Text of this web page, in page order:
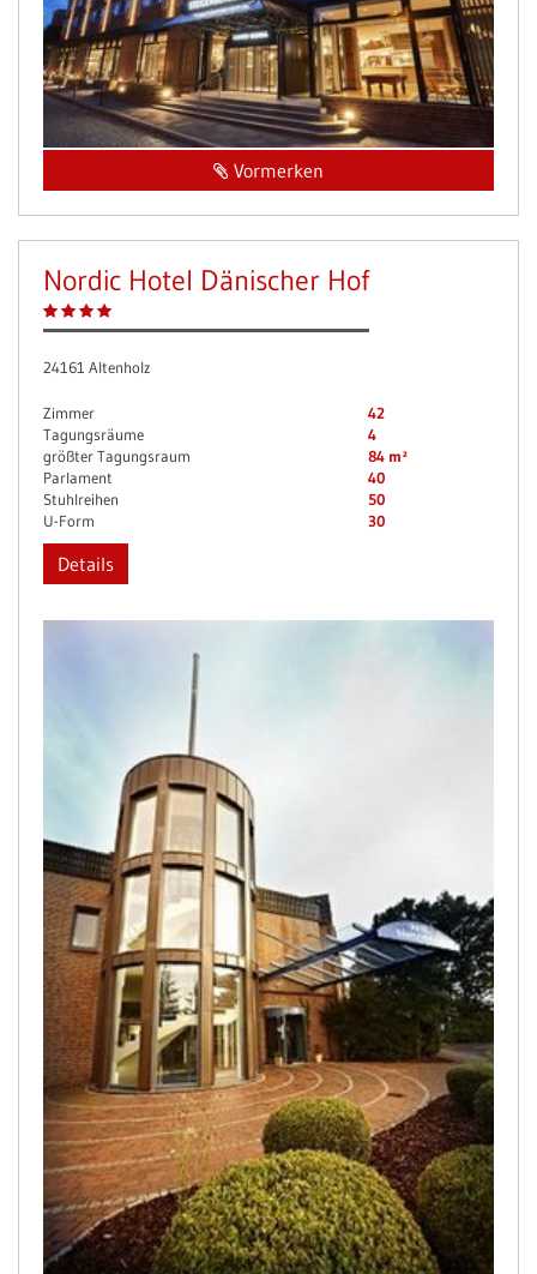
Vormerken
Nordic Hotel Dänischer Hof
24161 Altenholz
Zimmer
42
Tagungsräume
4
größter Tagungsraum
84 m²
Parlament
40
Stuhlreihen
50
U-Form
30
Details